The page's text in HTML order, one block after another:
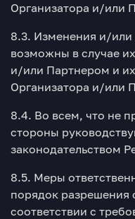
Организатора и/или
8.3. Изменения и/
возможны в случае
и/или Партнером и
Организатора и/или
8.4. Во всем, что не
стороны
законодательством
8.5. Меры
порядок разрешения
соответствии с